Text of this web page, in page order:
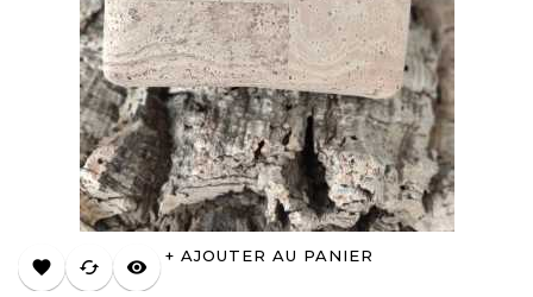
AJOUTER AU PANIER
favorite cached visibility